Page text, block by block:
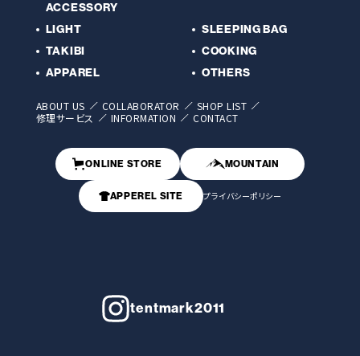
ACCESSORY
LIGHT
SLEEPING BAG
TAKIBI
COOKING
APPAREL
OTHERS
ABOUT US COLLABORATOR
SHOP LIST
修理サービス
INFORMATION CONTACT
ONLINE STORE MOUNTAIN
APPEREL SITE プライバシーポリシー
tentmark2011